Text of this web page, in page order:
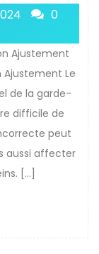
0
Ajustement
Ajustement Le
de la garde-
difficile de
peut
aussi affecter
[…]